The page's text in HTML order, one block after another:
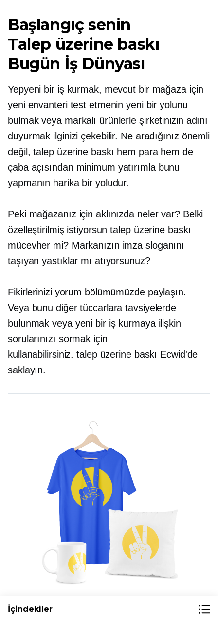
Başlangıç ​​senin
Talep üzerine baskı
Bugün İş Dünyası
Yepyeni bir iş kurmak, mevcut bir mağaza için
yeni envanteri test etmenin yeni bir yolunu
bulmak veya markalı ürünlerle şirketinizin adını
duyurmak ilginizi çekebilir. Ne aradığınız önemli
değil,talep üzerine baskı hem para hem de
çaba açısından minimum yatırımla bunu
yapmanın harika bir yoludur.
Peki mağazanız için aklınızda neler var? Belki
özelleştirilmiş istiyorsuntalep üzerine baskı
mücevher mi? Markanızın imza sloganını
taşıyan yastıklar mı atıyorsunuz?
Fikirlerinizi yorum bölümümüzde paylaşın.
Veya bunu diğer tüccarlara tavsiyelerde
bulunmak veya yeni bir iş kurmaya ilişkin
sorularınızı sormak için
kullanabilirsiniz.talep üzerine baskı Ecwid'de
saklayın.
İçindekiler